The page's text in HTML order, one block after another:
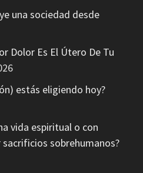
una sociedad desde
Dolor Es El Útero De Tu
estás eligiendo hoy?
vida espiritual o con
sobrehumanos?